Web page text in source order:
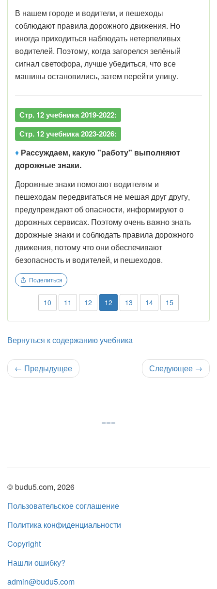
В нашем городе и водители, и пешеходы
соблюдают правила дорожного движения. Но
иногда приходиться наблюдать нетерпеливых
водителей. Поэтому, когда загорелся зелёный
сигнал светофора, лучше убедиться, что все
машины остановились, затем перейти улицу.
Стр. 12 учебника 2019-2022:
Стр. 12 учебника 2023-2026:
♦ Рассуждаем, какую "работу" выполняют
дорожные знаки.
Дорожные знаки помогают водителям и
пешеходам передвигаться не мешая друг другу,
предупреждают об опасности, информируют о
дорожных сервисах. Поэтому очень важно знать
дорожные знаки и соблюдать правила дорожного
движения, потому что они обеспечивают
безопасность и водителей, и пешеходов.
Поделиться
10 11 12 12 13 14 15
Вернуться к содержанию учебника
← Предыдущее Следующее →
© budu5.com, 2026
Пользовательское соглашение
Политика конфиденциальности
Copyright
Нашли ошибку?
admin@budu5.com